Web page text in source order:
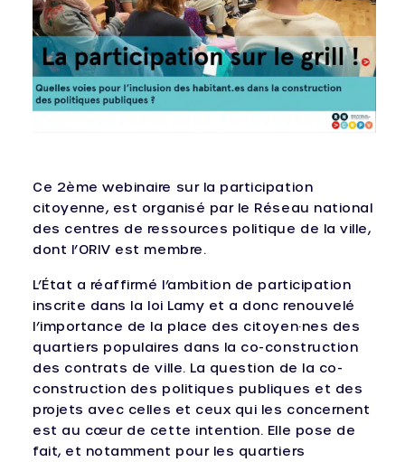
Ce 2ème webinaire sur la participation
citoyenne, est organisé par le Réseau national
des centres de ressources politique de la ville,
dont l’ORIV est membre.
L’État a réaffirmé l’ambition de participation
inscrite dans la loi Lamy et a donc renouvelé
l’importance de la place des citoyen·nes des
quartiers populaires dans la co-construction
des contrats de ville. La question de la co-
construction des politiques publiques et des
projets avec celles et ceux qui les concernent
est au cœur de cette intention. Elle pose de
fait, et notamment pour les quartiers